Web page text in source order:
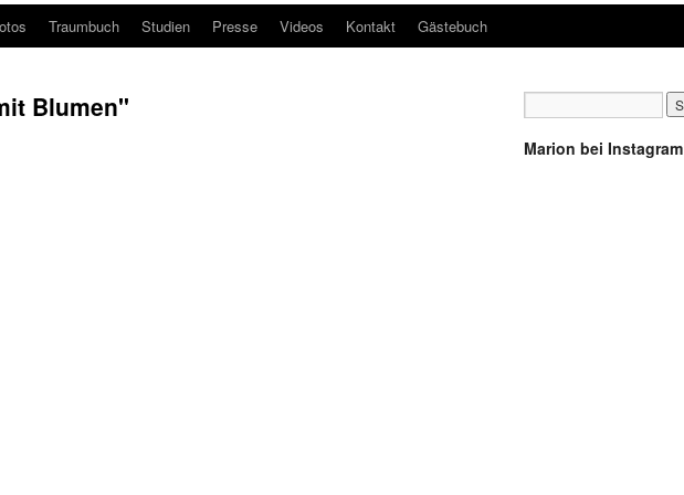
Traumbuch Studien Presse Videos Kontakt Gästebuch
Blumen"
Marion bei Instagram